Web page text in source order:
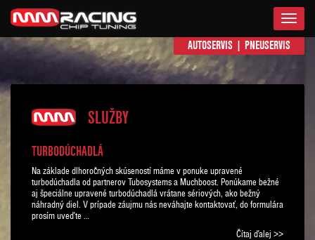
Menu
AUTOSERVIS | PNEUSERVIS
SLUŽBY
TURBODÚCHADLÁ
Na základe dlhoročných skúseností máme v ponuke upravené
turbodúchadla od partnerov Tubosystems a Muchboost. Ponúkame bežné
aj špeciálne upravené turbodúchadlá vrátane sériových, ako bežný
náhradný diel. V prípade záujmu nás neváhajte kontaktovať, do formulára
prosím uveďte …
Čítaj ďalej >>